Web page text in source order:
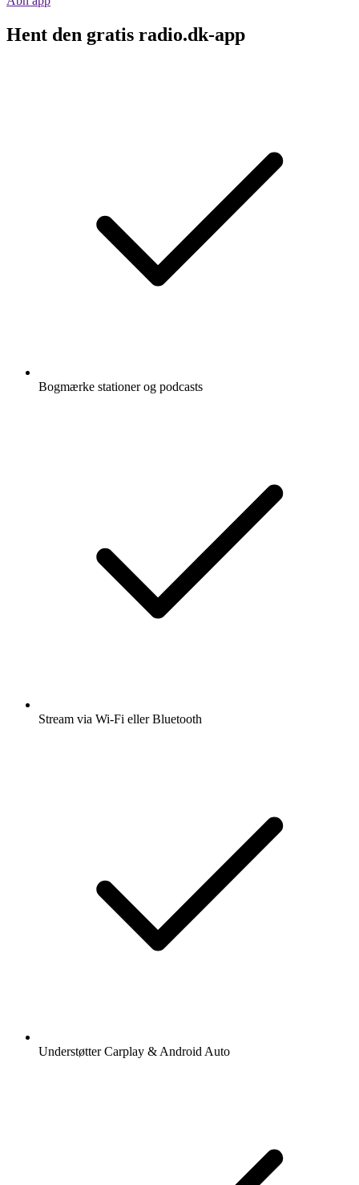
Hent den gratis radio.dk-app
Bogmærke stationer og podcasts
Stream via Wi-Fi eller Bluetooth
Understøtter Carplay & Android Auto